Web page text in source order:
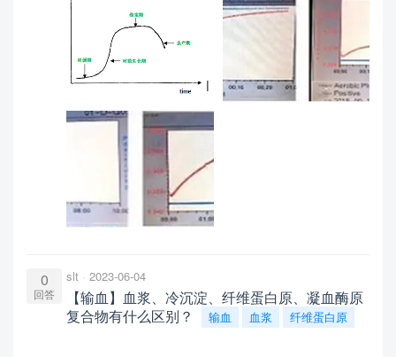
0
回答
slt 2023-06-04
【输血】血浆、冷沉淀、纤维蛋白原、凝血酶原
复合物有什么区别？
输血 血浆 纤维蛋白原